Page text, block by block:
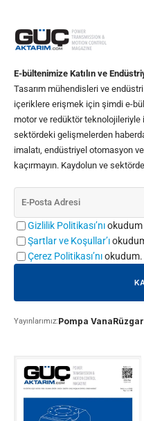
E-bültenimize Katılın ve
Tasarım mühendisleri ve
içeriklere erişmek için şimdi e-
motor ve redüktör
sektördeki gelişmelerden
imalatı, endüstriyel otomasyon
kaçırmayın. Kaydolun ve
Gizlilik Politikası’nıokudum
Şartlar ve Koşullar’ı
Çerez Politikası’nıokudum.
Yayınlarımız:Pompa Vana